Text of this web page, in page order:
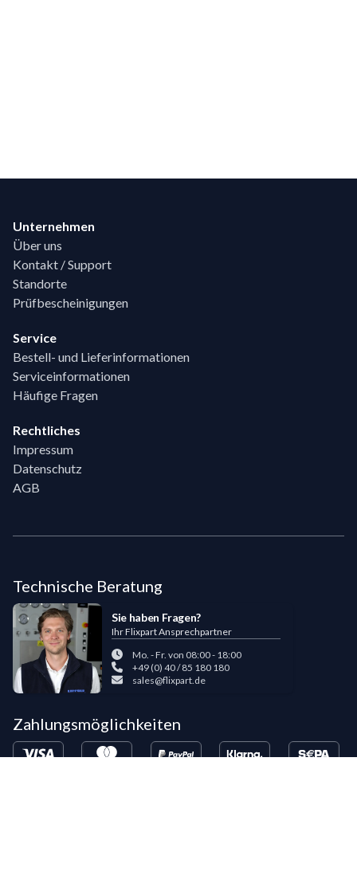
Unternehmen
Über uns
Kontakt / Support
Standorte
Prüfbescheinigungen
Service
Bestell- und Lieferinformationen
Serviceinformationen
Häufige Fragen
Rechtliches
Impressum
Datenschutz
AGB
Technische Beratung
Sie haben Fragen?
Ihr Flixpart Ansprechpartner
Mo. - Fr. von 08:00 - 18:00
+49 (0) 40 / 85 180 180
sales@flixpart.de
Zahlungsmöglichkeiten